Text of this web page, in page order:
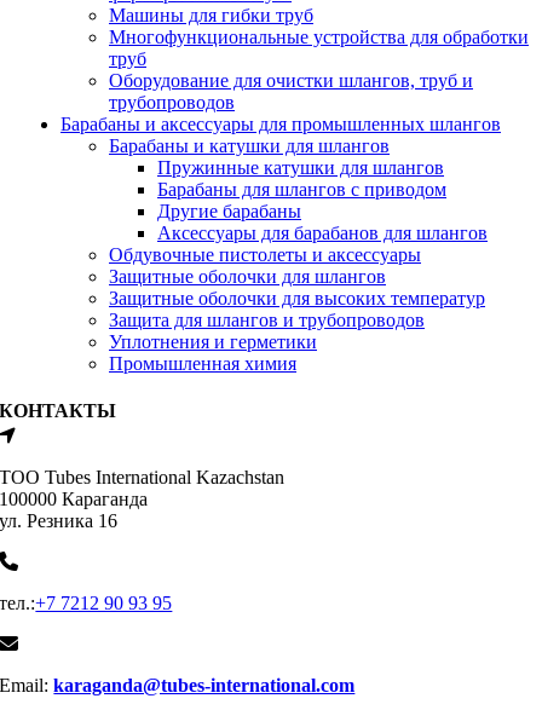
Машины для гибки труб
Многофункциональные устройства для обработки
труб
Оборудование для очистки шлангов, труб и
трубопроводов
Барабаны и аксессуары для промышленных шлангов
Барабаны и катушки для шлангов
Пружинные катушки для шлангов
Барабаны для шлангов с приводом
Другие барабаны
Аксессуары для барабанов для шлангов
Обдувочные пистолеты и аксессуары
Защитные оболочки для шлангов
Защитные оболочки для высоких температур
Защита для шлангов и трубопроводов
Уплотнения и герметики
Промышленная химия
КОНТАКТЫ
ТОО Tubes International Kazachstan
100000 Караганда
ул. Резника 16
тел.:+7 7212 90 93 95
Email:karaganda@tubes-international.com